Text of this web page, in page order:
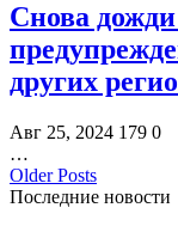
Снова
других
Авг 25, 2024 179 0
…
Older Posts
Последние новости